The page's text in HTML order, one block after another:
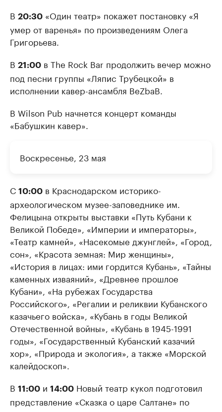
В 20:30 «Один театр» покажет постановку «Я
умер от варенья» по произведениям Олега
Григорьева.
В 21:00 в The Rock Bar продолжить вечер можно
под песни группы «Ляпис Трубецкой» в
исполнении кавер-ансамбля BeZbaB.
В Wilson Pub начнется концерт команды
«Бабушкин кавер».
Воскресенье, 23 мая
С 10:00 в Краснодарском историко-
археологическом музее-заповеднике им.
Фелицына открыты выставки «Путь Кубани к
Великой Победе», «Империи и императоры»,
«Театр камней», «Насекомые джунглей», «Город,
сон», «Красота земная: Мир женщины»,
«История в лицах: ими гордится Кубань», «Тайны
каменных изваяний», «Древнее прошлое
Кубани», «На рубежах Государства
Российского», «Регалии и реликвии Кубанского
казачьего войска», «Кубань в годы Великой
Отечественной войны», «Кубань в 1945-1991
годы», «Государственный Кубанский казачий
хор», «Природа и экология», а также «Морской
калейдоскоп».
В 11:00 и 14:00 Новый театр кукол подготовил
представление «Сказка о царе Салтане» по